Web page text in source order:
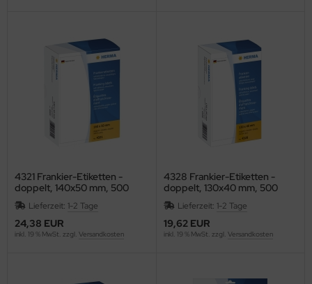
4321 Frankier-Etiketten -
doppelt, 140x50 mm, 500
Stück
Lieferzeit: 1-2 Tage
24,38 EUR
inkl. 19 % MwSt. zzgl. Versandkosten
4328 Frankier-Etiketten -
doppelt, 130x40 mm, 500
Stück
Lieferzeit: 1-2 Tage
19,62 EUR
inkl. 19 % MwSt. zzgl. Versandkosten